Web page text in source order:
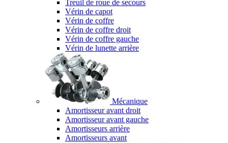
Treuil de roue de secours
Vérin de capot
Vérin de coffre
Vérin de coffre droit
Vérin de coffre gauche
Vérin de lunette arrière
Mécanique
Amortisseur avant droit
Amortisseur avant gauche
Amortisseurs arrière
Amortisseurs avant